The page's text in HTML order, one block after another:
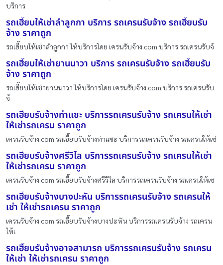
บริการ
รถเฮี๊ยบให้เช่าลำลูกกา บริการ รถเครนรับจ้าง รถเฮี๊ยบรับ
จ้าง ราคาถูก
รถเฮี๊ยบให้เช่าลำลูกกา ให้บริการโดย เครนรับจ้าง.com บริการ รถเครนรับจ้
รถเฮี๊ยบให้เช่ายานนาวา บริการ รถเครนรับจ้าง รถเฮี๊ยบรับ
จ้าง ราคาถูก
รถเฮี๊ยบให้เช่ายานนาวา ให้บริการโดย เครนรับจ้าง.com บริการ รถเครนรับ
จ้
รถเฮี๊ยบรับจ้างท่าแซะ บริการรถเครนรับจ้าง รถเครนให้เช่า
ให้เช่ารถเครน ราคาถูก
เครนรับจ้าง.com รถเฮี๊ยบรับจ้างท่าแซะ บริการรถเครนรับจ้าง รถเครนให้เช่
รถเฮี๊ยบรับจ้างศรีวิไล บริการรถเครนรับจ้าง รถเครนให้เช่า
ให้เช่ารถเครน ราคาถูก
เครนรับจ้าง.com รถเฮี๊ยบรับจ้างศรีวิไล บริการรถเครนรับจ้าง รถเครนให้เช
รถเฮี๊ยบรับจ้างบางปะหัน บริการรถเครนรับจ้าง รถเครนให้
เช่า ให้เช่ารถเครน ราคาถูก
เครนรับจ้าง.com รถเฮี๊ยบรับจ้างบางปะหัน บริการรถเครนรับจ้าง รถเครน
ให้เ
รถเฮี๊ยบรับจ้างอาจสามารถ บริการรถเครนรับจ้าง รถเครน
ให้เช่า ให้เช่ารถเครน ราคาถูก